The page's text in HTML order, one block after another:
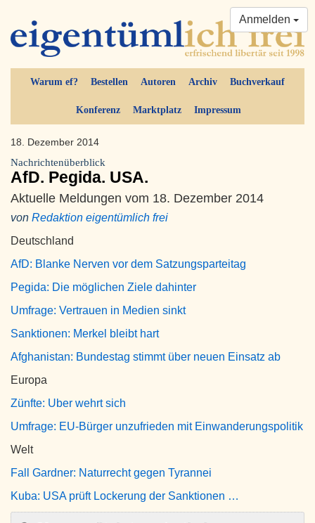
Warum ef? Bestellen Autoren Archiv Buchverkauf
Konferenz Marktplatz Impressum
Anmelden
18. Dezember 2014
Nachrichtenüberblick
AfD. Pegida. USA.
Aktuelle Meldungen vom 18. Dezember 2014
von Redaktion eigentümlich frei
Deutschland
AfD: Blanke Nerven vor dem Satzungsparteitag
Pegida: Die möglichen Ziele dahinter
Umfrage: Vertrauen in Medien sinkt
Sanktionen: Merkel bleibt hart
Afghanistan: Bundestag stimmt über neuen Einsatz ab
Europa
Zünfte: Uber wehrt sich
Umfrage: EU-Bürger unzufrieden mit Einwanderungspolitik
Welt
Fall Gardner: Naturrecht gegen Tyrannei
Kuba: USA prüft Lockerung der Sanktionen …